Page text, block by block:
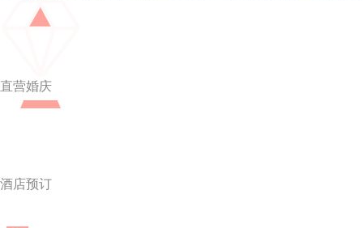
直营婚庆
酒店预订